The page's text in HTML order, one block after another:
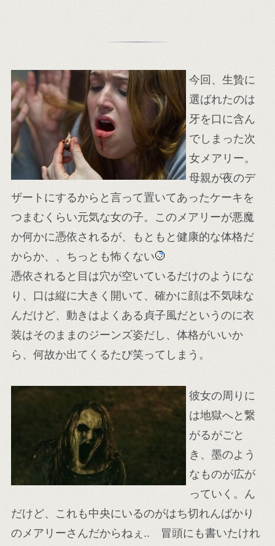
今回、生贄に
選ばれたのは
牙を口に含ん
でしまった次
女メアリー。
母親が夜のデ
ザートにするからと言って置いてあったケーキを
つまむくらい元気な女の子。このメアリーが悪魔
か何かに憑依されるが、もともと健康的な体格だ
からか、、ちっとも怖くない
憑依されると目は穴が空いているだけのようにな
り、口は縦に大きく開いて、確かに顔は不気味な
んだけど、動きはよくある貞子風だというのに衣
装はそのままのジーンズ姿だし、体格がいいか
ら、何故か出てくるたび笑ってしまう。
彼女の周りに
は地獄へと繋
がるがごと
き、墨のよう
なものが広が
っていく。ん
だけど、これも中央にいるのがはち切れんばかり
のメアリーさんだからねぇ.. 冒頭にも書いたけれ